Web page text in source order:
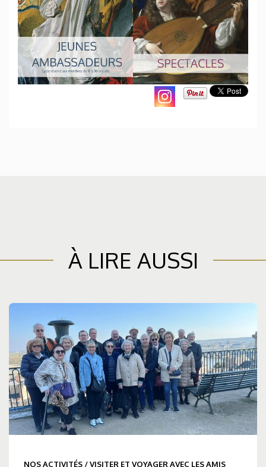
À LIRE AUSSI
NOS ACTIVITÉS /VISITER ET VOYAGER AVEC LES AMIS